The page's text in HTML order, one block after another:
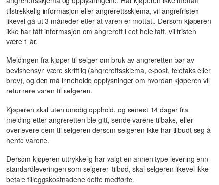
tilstrekkelig informasjon eller angrerettsskjema, vil angrefristen
likevel gå ut 3 måneder etter at varen er mottatt. Dersom kjøperen
ikke har fått informasjon om angrerett i det hele tatt, vil fristen
være 1 år.
Meldingen fra kjøper til selger om bruk av angreretten bør av
bevishensyn være skriftlig (angrerettsskjema, e-post, telefaks eller
brev), og den må inneholde opplysninger om hvordan kjøperen vil
returnere varen til selgeren.
Kjøperen skal uten unødig opphold, og senest 14 dager fra
melding etter angreretten ble gitt, sende varene tilbake, eller
overlevere dem til selgeren dersom selgeren ikke har tilbudt seg å
hente varene.
Dersom kjøperen uttrykkelig har valgt en annen type levering enn
standardleveringen som selgeren tilbød, skal selgeren likevel ikke
betale tilleggskostnadene dette medførte.